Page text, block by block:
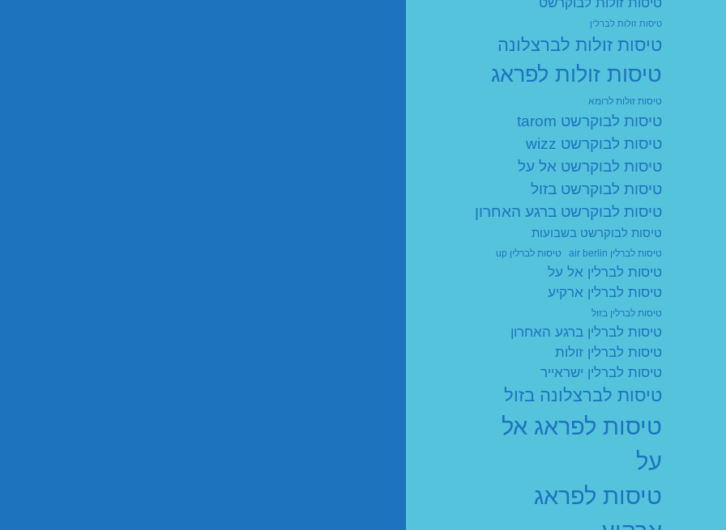
טיסות זולות לברלין
טיסות זולות לברצלונה
טיסות זולות לפראג
טיסות זולות לרומא
טיסות לבוקרשט tarom
טיסות לבוקרשט wizz
טיסות לבוקרשט אל על
טיסות לבוקרשט בזול
טיסות לבוקרשט ברגע האחרון
טיסות לבוקרשט בשבועות
טיסות לברלין air berlin טיסות לברלין up
טיסות לברלין אל על
טיסות לברלין ארקיע
טיסות לברלין בזול
טיסות לברלין ברגע האחרון
טיסות לברלין זולות
טיסות לברלין ישראייר
טיסות לברצלונה בזול
טיסות לפראג אל
על
טיסות לפראג